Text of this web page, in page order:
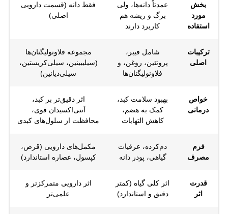
بخش
مورد
استفاده
عمدتاً دانه‌ها، ولی
برگ و ریشه هم
کاربرد دارند
فقط دانه (قسمت دارویی
اصلی)
ترکیبات
اصلی
شامل فیبر،
پروتئین، روغن، و
فلاونو‌لیگنان‌ها
مجموعه فلاونو‌لیگنان‌ها
(سیلیبینین، سیلی‌کریستین،
سیلی‌دیانین)
خواص
درمانی
بهبود سلامت کبد،
کمک به هضم،
کاهش التهابات
اثر دقیق‌تر بر کبد،
آنتی‌اکسیدان قوی،
محافظت از سلول‌های کبدی
فرم
مصرف
دم‌کرده، عرقیات
گیاهی، پودر دانه
مکمل‌های دارویی (قرص،
کپسول، عصاره استاندارد)
قدرت
اثر
اثر کلی گیاه (کمتر
دقیق و استاندارد)
اثر دارویی متمرکزتر و
علمی‌تر